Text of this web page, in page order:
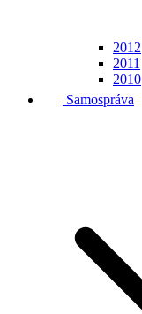
2012
2011
2010
Samospráva